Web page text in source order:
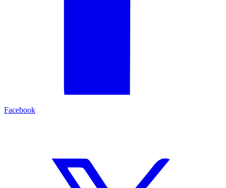
Facebook